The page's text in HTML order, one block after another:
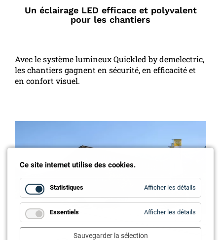
Un éclairage LED efficace et polyvalent
pour les chantiers
Avec le système lumineux Quickled by demelectric,
les chantiers gagnent en sécurité, en efficacité et
en confort visuel.
Ce site internet utilise des cookies.
Statistiques Afficher les détails
Essentiels Afficher les détails
Sauvegarder la sélection